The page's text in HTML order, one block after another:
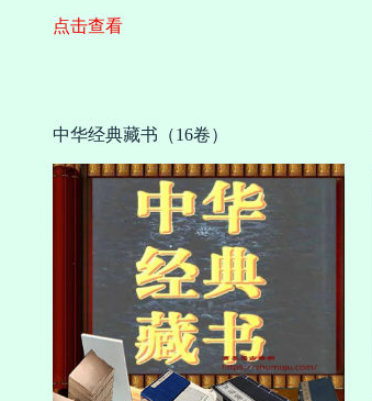
点击查看
中华经典藏书（16卷）